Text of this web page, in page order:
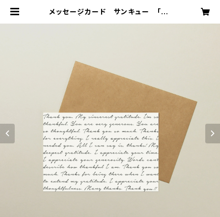
メッセージカード サンキュー 「B」